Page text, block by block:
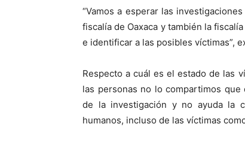
“Vamos a esperar las
fiscalía de Oaxaca y también la
e identificar a las posibles víctimas”,
Respecto a cuál es el estado de las
las personas no lo compartimos
de la investigación y no ayuda la
humanos, incluso de las víctimas